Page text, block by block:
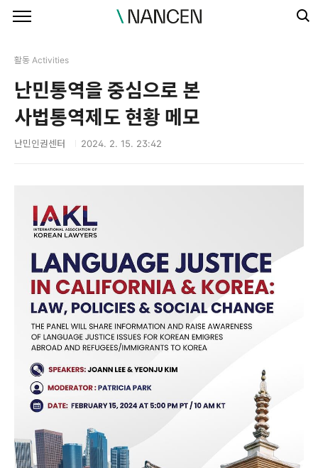
활동 Activities
난민통역을 중심으로 본
사법통역제도 현황 메모
난민인권센터 2024. 2. 15. 23:42